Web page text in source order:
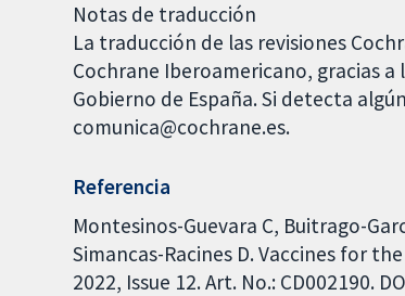
Notas de traducción
La traducción de las revisiones
Cochrane Iberoamericano, gracias
Gobierno de España. Si detecta
comunica@cochrane.es.
Referencia
Montesinos-Guevara C, Buitrago-
Simancas-Racines D. Vaccines for
2022, Issue 12. Art. No.: CD002190.